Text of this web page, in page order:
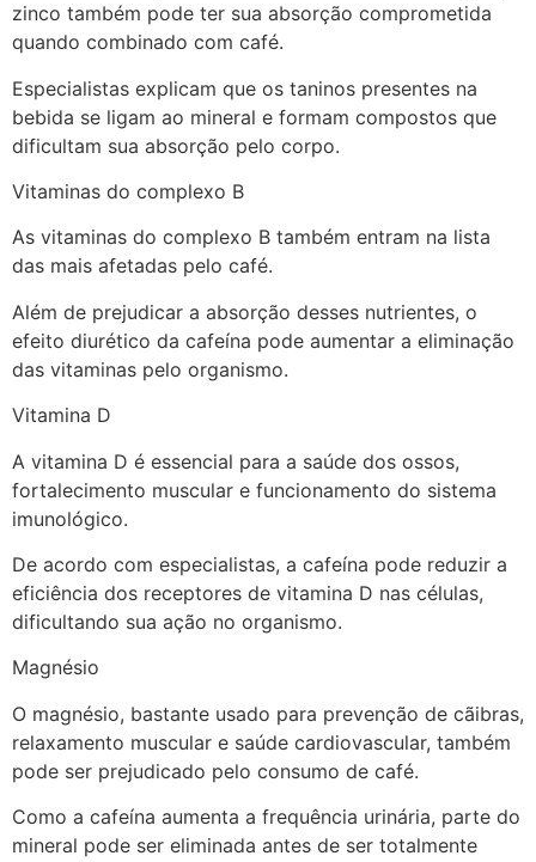
zinco também pode ter sua absorção comprometida
quando combinado com café.
Especialistas explicam que os taninos presentes na
bebida se ligam ao mineral e formam compostos que
dificultam sua absorção pelo corpo.
Vitaminas do complexo B
As vitaminas do complexo B também entram na lista
das mais afetadas pelo café.
Além de prejudicar a absorção desses nutrientes, o
efeito diurético da cafeína pode aumentar a eliminação
das vitaminas pelo organismo.
Vitamina D
A vitamina D é essencial para a saúde dos ossos,
fortalecimento muscular e funcionamento do sistema
imunológico.
De acordo com especialistas, a cafeína pode reduzir a
eficiência dos receptores de vitamina D nas células,
dificultando sua ação no organismo.
Magnésio
O magnésio, bastante usado para prevenção de cãibras,
relaxamento muscular e saúde cardiovascular, também
pode ser prejudicado pelo consumo de café.
Como a cafeína aumenta a frequência urinária, parte do
mineral pode ser eliminada antes de ser totalmente